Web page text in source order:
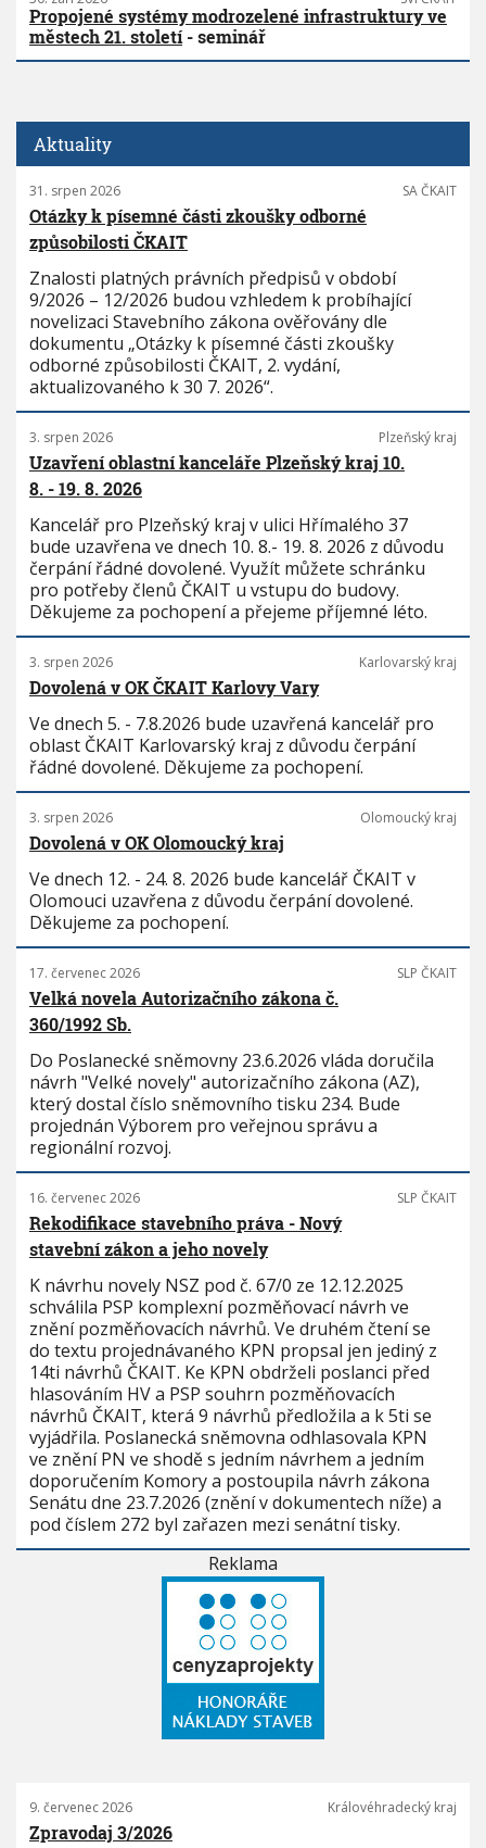
Propojené systémy modrozelené infrastruktury ve
městech 21. století- seminář
Aktuality
31. srpen 2026 SA ČKAIT
Otázky k písemné části zkoušky odborné
způsobilosti ČKAIT
Znalosti platných právních předpisů v období
9/2026 – 12/2026 budou vzhledem k probíhající
novelizaci Stavebního zákona ověřovány dle
dokumentu „Otázky k písemné části zkoušky
odborné způsobilosti ČKAIT, 2. vydání,
aktualizovaného k 30 7. 2026“.
3. srpen 2026 Plzeňský kraj
Uzavření oblastní kanceláře Plzeňský kraj 10.
8. - 19. 8. 2026
Kancelář pro Plzeňský kraj v ulici Hřímalého 37
bude uzavřena ve dnech 10. 8.- 19. 8. 2026 z důvodu
čerpání řádné dovolené. Využít můžete schránku
pro potřeby členů ČKAIT u vstupu do budovy.
Děkujeme za pochopení a přejeme příjemné léto.
3. srpen 2026 Karlovarský kraj
Dovolená v OK ČKAIT Karlovy Vary
Ve dnech 5. - 7.8.2026 bude uzavřená kancelář pro
oblast ČKAIT Karlovarský kraj z důvodu čerpání
řádné dovolené. Děkujeme za pochopení.
3. srpen 2026 Olomoucký kraj
Dovolená v OK Olomoucký kraj
Ve dnech 12. - 24. 8. 2026 bude kancelář ČKAIT v
Olomouci uzavřena z důvodu čerpání dovolené.
Děkujeme za pochopení.
17. červenec 2026 SLP ČKAIT
Velká novela Autorizačního zákona č.
360/1992 Sb.
Do Poslanecké sněmovny 23.6.2026 vláda doručila
návrh "Velké novely" autorizačního zákona (AZ),
který dostal číslo sněmovního tisku 234. Bude
projednán Výborem pro veřejnou správu a
regionální rozvoj.
16. červenec 2026 SLP ČKAIT
Rekodifikace stavebního práva - Nový
stavební zákon a jeho novely
K návrhu novely NSZ pod č. 67/0 ze 12.12.2025
schválila PSP komplexní pozměňovací návrh ve
znění pozměňovacích návrhů. Ve druhém čtení se
do textu projednávaného KPN propsal jen jediný z
14ti návrhů ČKAIT. Ke KPN obdrželi poslanci před
hlasováním HV a PSP souhrn pozměňovacích
návrhů ČKAIT, která 9 návrhů předložila a k 5ti se
vyjádřila. Poslanecká sněmovna odhlasovala KPN
ve znění PN ve shodě s jedním návrhem a jedním
doporučením Komory a postoupila návrh zákona
Senátu dne 23.7.2026 (znění v dokumentech níže) a
pod číslem 272 byl zařazen mezi senátní tisky.
Reklama
9. červenec 2026 Královéhradecký kraj
Zpravodaj 3/2026